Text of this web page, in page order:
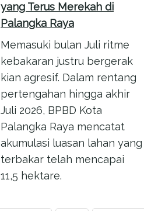
yang Terus Merekah di
Palangka Raya
Memasuki bulan Juli ritme
kebakaran justru bergerak
kian agresif. Dalam rentang
pertengahan hingga akhir
Juli 2026, BPBD Kota
Palangka Raya mencatat
akumulasi luasan lahan yang
terbakar telah mencapai
11,5 hektare.